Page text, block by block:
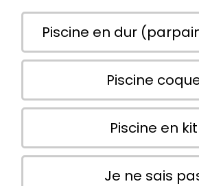
Piscine en dur
Piscine
Piscine en kit
Je ne sais